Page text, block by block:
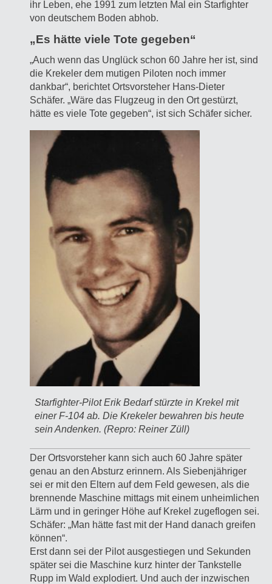
ihr Leben, ehe 1991 zum letzten Mal ein Starfighter
von deutschem Boden abhob.
„Es hätte viele Tote gegeben“
„Auch wenn das Unglück schon 60 Jahre her ist, sind
die Krekeler dem mutigen Piloten noch immer
dankbar“, berichtet Ortsvorsteher Hans-Dieter
Schäfer. „Wäre das Flugzeug in den Ort gestürzt,
hätte es viele Tote gegeben“, ist sich Schäfer sicher.
Starfighter-Pilot Erik Bedarf stürzte in Krekel mit
einer F-104 ab. Die Krekeler bewahren bis heute
sein Andenken. (Repro: Reiner Züll)
Der Ortsvorsteher kann sich auch 60 Jahre später
genau an den Absturz erinnern. Als Siebenjähriger
sei er mit den Eltern auf dem Feld gewesen, als die
brennende Maschine mittags mit einem unheimlichen
Lärm und in geringer Höhe auf Krekel zugeflogen sei.
Schäfer: „Man hätte fast mit der Hand danach greifen
können“.
Erst dann sei der Pilot ausgestiegen und Sekunden
später sei die Maschine kurz hinter der Tankstelle
Rupp im Wald explodiert. Und auch der inzwischen